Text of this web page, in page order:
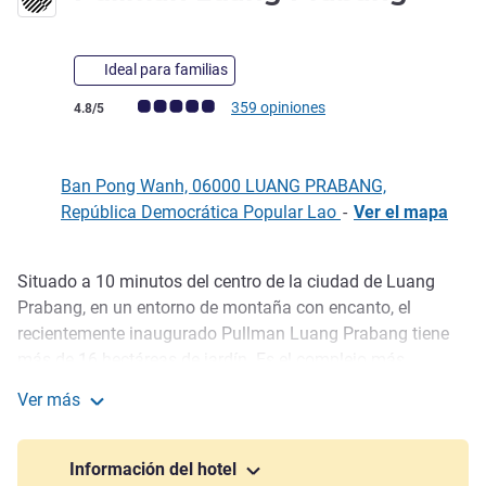
Ideal para familias
Nota de clientes de Avis (Clasificación de ALL)
4.8/5 359 opiniones
Ban Pong Wanh, 06000 LUANG PRABANG,
República Democrática Popular Lao - Ver el mapa
Descripción
Situado a 10 minutos del centro de la ciudad de Luang
Prabang, en un entorno de montaña con encanto, el
recientemente inaugurado Pullman Luang Prabang tiene
recuperación de osos.
Prabang con 123 amplias habitaciones. Todas las
Ver más
Información del hotel